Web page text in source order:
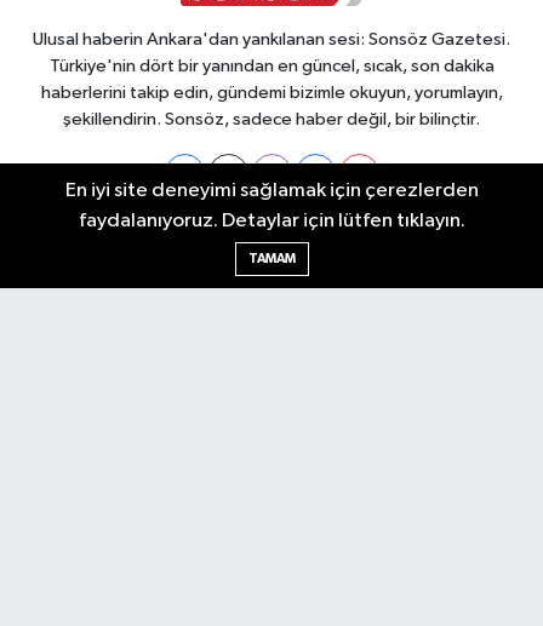
Ulusal haberin Ankara'dan yankılanan sesi: Sonsöz Gazetesi.
Türkiye'nin dört bir yanından en güncel, sıcak, son dakika
haberlerini takip edin, gündemi bizimle okuyun, yorumlayın,
şekillendirin. Sonsöz, sadece haber değil, bir bilinçtir.
Ankara Nöbetçi Eczaneler
En iyi site deneyimi sağlamak için çerezlerden
faydalanıyoruz. Detaylar için lütfen tıklayın.
TAMAM